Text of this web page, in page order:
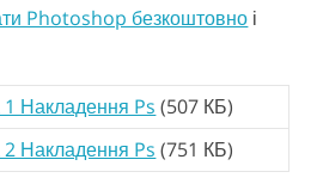
Photoshop безкоштовно і
Накладення Ps (507 КБ)
Накладення Ps (751 КБ)